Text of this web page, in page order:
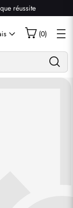
réussite
(0)
autorisés à